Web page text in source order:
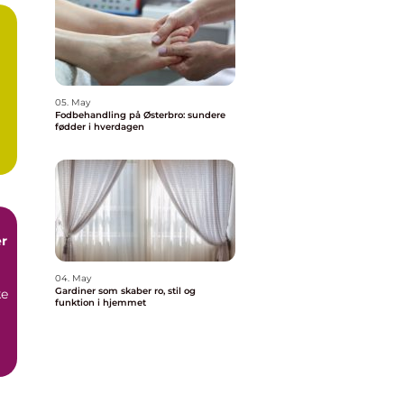
05. May
Fodbehandling på Østerbro: sundere
fødder i hverdagen
04. May
Gardiner som skaber ro, stil og
funktion i hjemmet